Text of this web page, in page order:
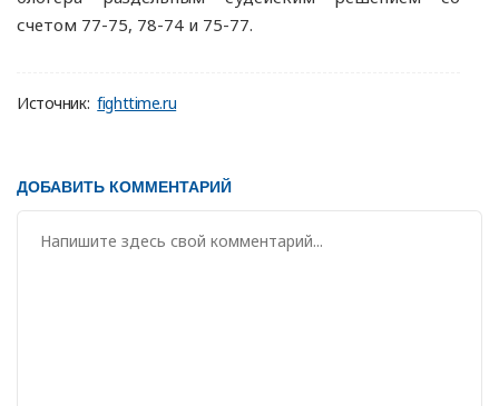
счетом 77-75, 78-74 и 75-77.
Источник: fighttime.ru
ДОБАВИТЬ КОММЕНТАРИЙ